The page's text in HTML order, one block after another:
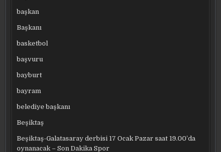
başkan
Başkanı
basketbol
başvuru
bayburt
bayram
belediye başkanı
Beşiktaş
Beşiktaş-Galatasaray derbisi 17 Ocak Pazar saat 19.00’da
oynanacak – Son Dakika Spor